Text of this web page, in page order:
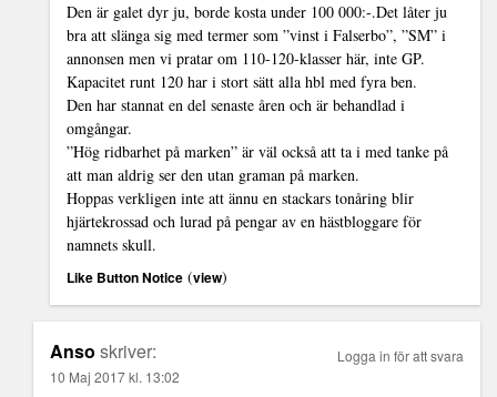
Den är galet dyr ju, borde kosta under 100 000:-.Det låter ju
bra att slänga sig med termer som ”vinst i Falserbo”, ”SM” i
annonsen men vi pratar om 110-120-klasser här, inte GP.
Kapacitet runt 120 har i stort sätt alla hbl med fyra ben.
Den har stannat en del senaste åren och är behandlad i
omgångar.
”Hög ridbarhet på marken” är väl också att ta i med tanke på
att man aldrig ser den utan graman på marken.
Hoppas verkligen inte att ännu en stackars tonåring blir
hjärtekrossad och lurad på pengar av en hästbloggare för
namnets skull.
Like Button Notice (view)
Anso skriver:
10 Maj 2017 kl. 13:02
Logga in för att svara